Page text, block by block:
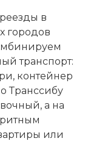
в
городов
транспорт:
контейнер
Транссибу
а на
или